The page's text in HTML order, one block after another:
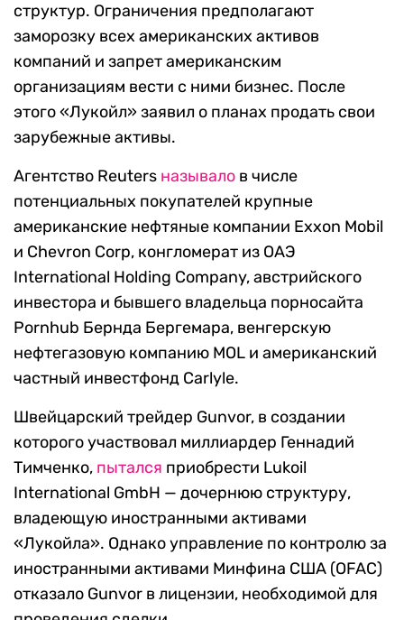
структур. Ограничения предполагают
заморозку всех американских активов
компаний и запрет американским
организациям вести с ними бизнес. После
этого «Лукойл» заявил о планах продать свои
зарубежные активы.
Агентство Reuters называло в числе
потенциальных покупателей крупные
американские нефтяные компании Exxon Mobil
и Chevron Corp, конгломерат из ОАЭ
International Holding Company, австрийского
инвестора и бывшего владельца порносайта
Pornhub Бернда Бергемара, венгерскую
нефтегазовую компанию MOL и американский
частный инвестфонд Carlyle.
Швейцарский трейдер Gunvor, в создании
которого участвовал миллиардер Геннадий
Тимченко, пытался приобрести Lukoil
International GmbH — дочернюю структуру,
владеющую иностранными активами
«Лукойла». Однако управление по контролю за
иностранными активами Минфина США (OFAC)
отказало Gunvor в лицензии, необходимой для